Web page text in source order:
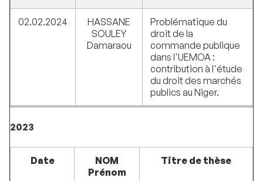
02.02.2024
HASSANE
SOULEY
Damaraou
Problématique du
droit de la
commande publique
dans l'UEMOA :
contribution à l'étude
du droit des marchés
publics au Niger.
2023
Date
NOM
Prénom
Titre de thèse